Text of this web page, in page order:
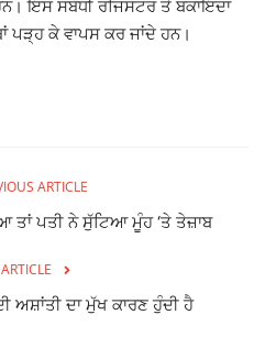
ਇਸ ਸਬੰਧੀ ਰਜਿਸਟਰ ਤੇ ਬਕਾਇਦਾ
ਪੜ੍ਹ ਕੇ ਵਾਪਸ ਕਰ ਜਾਂਦੇ ਹਨ।
ARTICLE
ਤਾਂ ਪਤੀ ਨੇ ਸੁੱਟਿਆ ਮੂੰਹ ‘ਤੇ ਤੇਜ਼ਾਬ
ਅਸ਼ਾਂਤੀ ਦਾ ਮੁੱਖ ਕਾਰਣ ਹੁੰਦੀ ਹੈ